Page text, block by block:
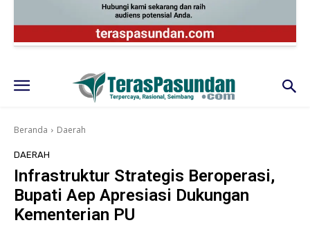
Beranda Daerah
DAERAH
Infrastruktur Strategis Beroperasi,
Bupati Aep Apresiasi Dukungan
Kementerian PU